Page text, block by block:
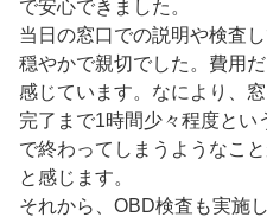
で安心できました。
当日の窓口での説明や検査
穏やかで親切でした。費用
感じています。なにより、
完了まで1時間少々程度とい
で終わってしまうようなこ
と感じます。
それから、OBD検査も実施